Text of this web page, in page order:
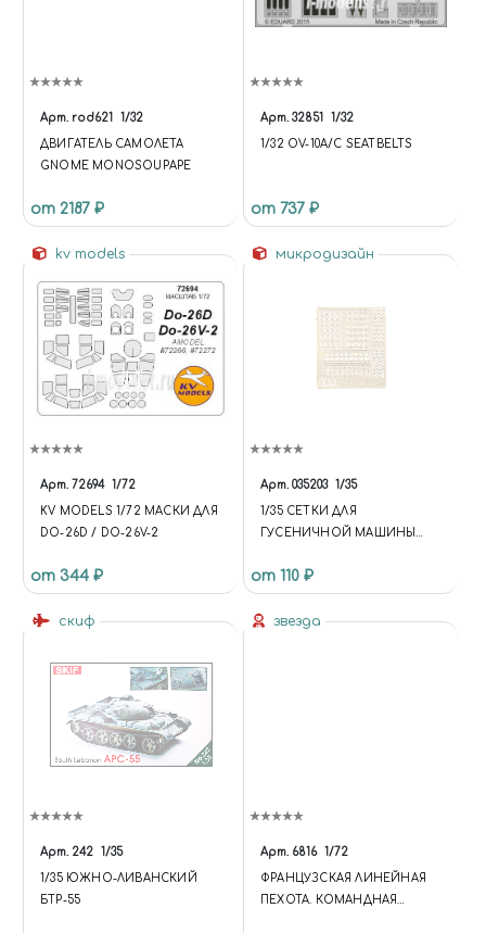
Арт. rod621 1/32
ДВИГАТЕЛЬ САМОЛЕТА
GNOME MONOSOUPAPE
от 2187 ₽
Арт. 32851 1/32
1/32 OV-10A/C SEATBELTS
от 737 ₽
kv models
Арт. 72694 1/72
KV MODELS 1/72 МАСКИ ДЛЯ
DO-26D / DO-26V-2
от 344 ₽
микродизайн
Арт. 035203 1/35
1/35 СЕТКИ ДЛЯ
ГУСЕНИЧНОЙ МАШИНЫ
ОБЪЕКТ 199
от 110 ₽
скиф
Арт. 242 1/35
1/35 ЮЖНО-ЛИВАНСКИЙ
БТР-55
звезда
Арт. 6816 1/72
ФРАНЦУЗСКАЯ ЛИНЕЙНАЯ
ПЕХОТА. КОМАНДНАЯ